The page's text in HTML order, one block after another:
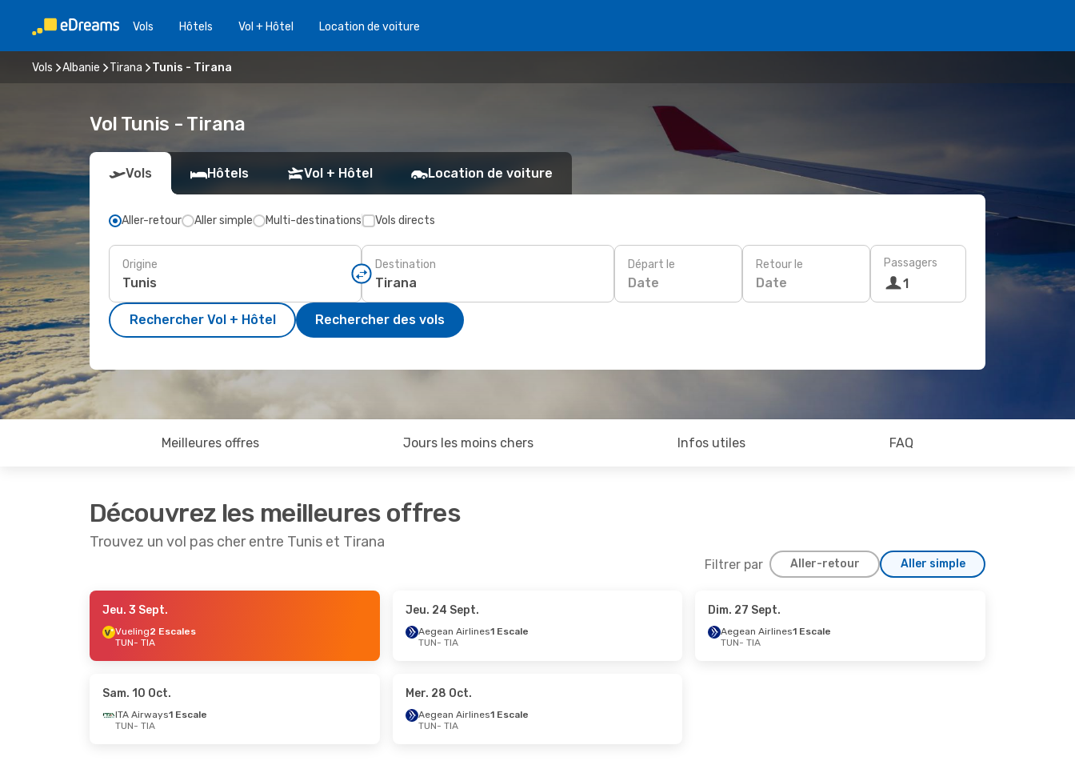
Vols Hôtels Vol + Hôtel Location de voiture
Vols Albanie Tirana Tunis - Tirana
Vol Tunis - Tirana
Vols Hôtels Vol + Hôtel Location de voiture
Aller-retour Aller simple Multi-destinations Vols directs
Origine Destination Départ le
Date
Retour le
Date
Passagers
1
Rechercher Vol + Hôtel Rechercher des vols
Meilleures offres Jours les moins chers Infos utiles FAQ
Découvrez les meilleures offres
Trouvez un vol pas cher entre Tunis et Tirana
Filtrer par Aller-retour Aller simple
- Sam. 10 Oct.
1 Escale
- Lun. 28 Sept. - Mer. 21 Oct.
- Mer. 16 Sept. - Sam. 24 Oct.
Jeu. 3 Sept.
Vueling2 Escales
TUN- TIA
Jeu. 24 Sept.
Aegean Airlines1 Escale
TUN- TIA
Dim. 27 Sept.
Aegean Airlines1 Escale
TUN- TIA
Sam. 10 Oct.
ITA Airways1 Escale
TUN- TIA
Mer. 28 Oct.
Aegean Airlines1 Escale
TUN- TIA